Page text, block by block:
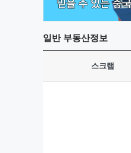
일반부동산정보
스크랩